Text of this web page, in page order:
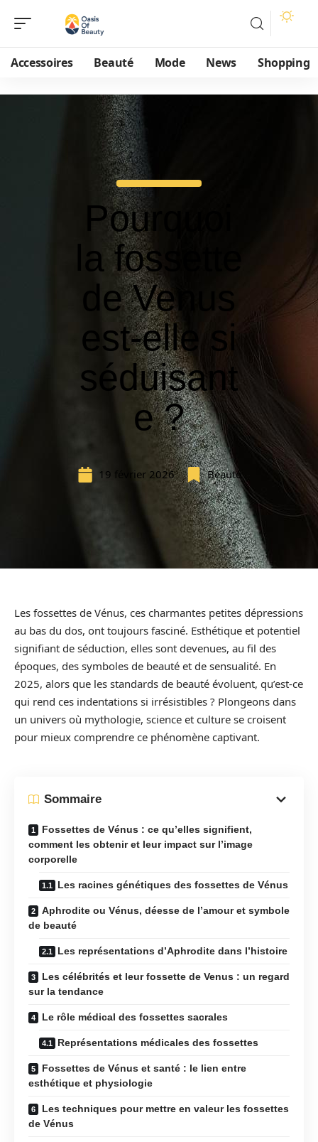
Accessoires Beauté Mode News Shopping
Pourquoi
la fossette
de Venus
est-elle si
séduisant
e ?
19 février 2026 Beauté
Les fossettes de Vénus, ces charmantes petites dépressions
au bas du dos, ont toujours fasciné. Esthétique et potentiel
signifiant de séduction, elles sont devenues, au fil des
époques, des symboles de beauté et de sensualité. En
2025, alors que les standards de beauté évoluent, qu’est-ce
qui rend ces indentations si irrésistibles ? Plongeons dans
un univers où mythologie, science et culture se croisent
pour mieux comprendre ce phénomène captivant.
Sommaire
Fossettes de Vénus : ce qu’elles signifient,
comment les obtenir et leur impact sur l’image
corporelle
Les racines génétiques des fossettes de Vénus
Aphrodite ou Vénus, déesse de l’amour et symbole
de beauté
Les représentations d’Aphrodite dans l’histoire
Les célébrités et leur fossette de Venus : un regard
sur la tendance
Le rôle médical des fossettes sacrales
Représentations médicales des fossettes
Fossettes de Vénus et santé : le lien entre
esthétique et physiologie
Les techniques pour mettre en valeur les fossettes
de Vénus